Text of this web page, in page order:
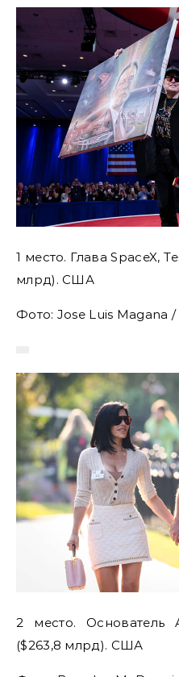
1 место. Глава SpaceX,
млрд). США
Фото: Jose Luis Magana /
2 место. Основатель
($263,8 млрд). США